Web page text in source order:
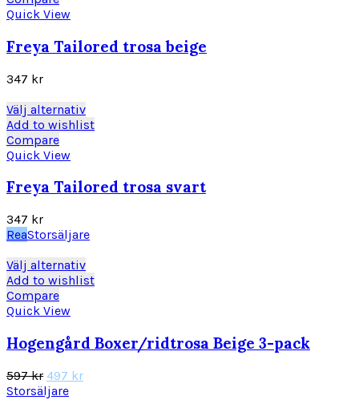
varianter.
kan
väljas
på
Quick View
Freya Tailored trosa beige
347 kr
Välj alternativDen
här
varianter.
alternativen
kan
väljas
på
produktsidan
Add to wishlist
Compare
Quick View
Freya Tailored trosa svart
347 kr
ReaStorsäljare
Välj alternativDen
här
varianter.
De
Add to wishlist
Compare
Quick View
Hogengård Boxer/ridtrosa Beige 3-pack
597kr Det
ursprungliga
497 krDet
Storsäljare